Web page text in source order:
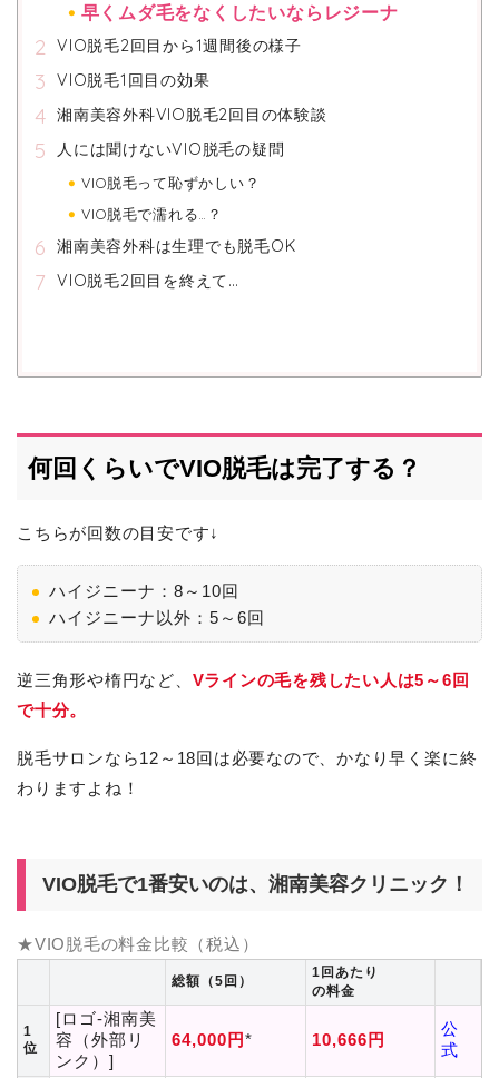
早くムダ毛をなくしたいならレジーナ
VIO脱毛2回目から1週間後の様子
VIO脱毛1回目の効果
湘南美容外科VIO脱毛2回目の体験談
人には聞けないVIO脱毛の疑問
VIO脱毛って恥ずかしい？
VIO脱毛で濡れる…？
湘南美容外科は生理でも脱毛OK
VIO脱毛2回目を終えて…
何回くらいでVIO脱毛は完了する？
こちらが回数の目安です↓
ハイジニーナ：8～10回
ハイジニーナ以外：5～6回
逆三角形や楕円など、 Vラインの毛を残したい人は5～6回
で十分。
脱毛サロンなら12～18回は必要なので、かなり早く楽に終
わりますよね！
VIO脱毛で1番安いのは、湘南美容クリニック！
★VIO脱毛の料金比較（税込）
総額（5回）
1回あたり
の料金
1
位
[ロゴ-湘南美
容（外部リ
ンク）]
64,000円* 10,666円
公
式